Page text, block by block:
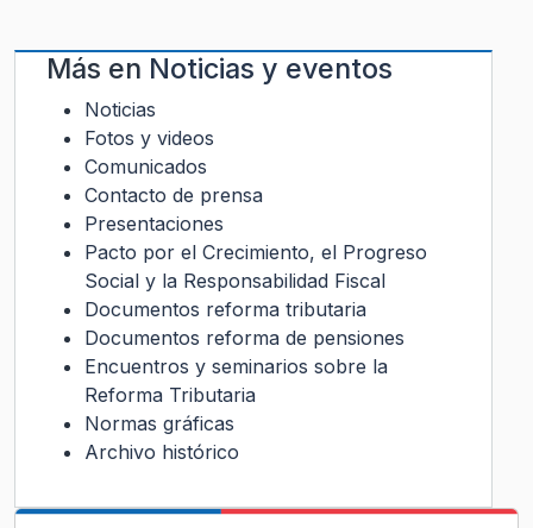
Más en Noticias y eventos
Noticias
Fotos y videos
Comunicados
Contacto de prensa
Presentaciones
Pacto por el Crecimiento, el Progreso
Social y la Responsabilidad Fiscal
Documentos reforma tributaria
Documentos reforma de pensiones
Encuentros y seminarios sobre la
Reforma Tributaria
Normas gráficas
Archivo histórico